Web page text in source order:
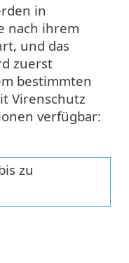
in
nach ihrem
und das
zuerst
bestimmten
Virenschutz
verfügbar:
zu